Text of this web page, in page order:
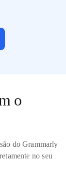
o
do Grammarly
no seu